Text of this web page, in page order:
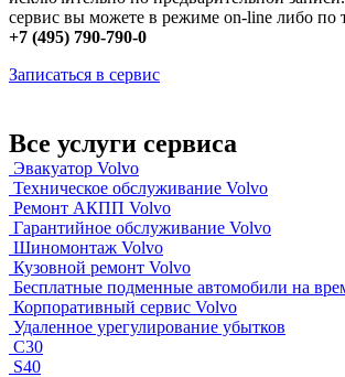
сервис вы можете в режиме on-line либо по
+7 (495) 790-790-0
Записаться в сервис
Все услуги сервиса
Эвакуатор Volvo
Техническое обслуживание Volvo
Ремонт АКПП Volvo
Гарантийное обслуживание Volvo
Шиномонтаж Volvo
Кузовной ремонт Volvo
Бесплатные подменные автомобили на
Корпоративный сервис Volvo
Удаленное урегулирование убытков
C30
S40